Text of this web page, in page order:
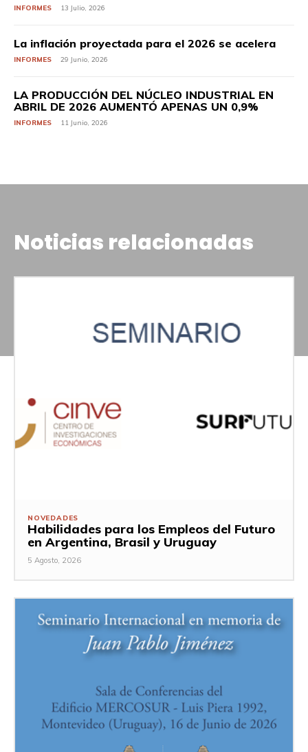
INFORMES 13 Julio, 2026
La inflación proyectada para el 2026 se acelera
INFORMES 29 Junio, 2026
LA PRODUCCIÓN DEL NÚCLEO INDUSTRIAL EN
ABRIL DE 2026 AUMENTÓ APENAS UN 0,9%
INFORMES 11 Junio, 2026
Noticias relacionadas
NOVEDADES
Habilidades para los Empleos del Futuro
en Argentina, Brasil y Uruguay
5 Agosto, 2026